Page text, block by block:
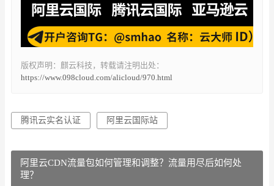
版权声明：麒云科技，转载请注明出处：
https://www.098cloud.com/alicloud/970.html
腾讯云实名认证 阿里云国际站
阿里云CDN流量包如何管理和调整？流量用尽后如何处
理？